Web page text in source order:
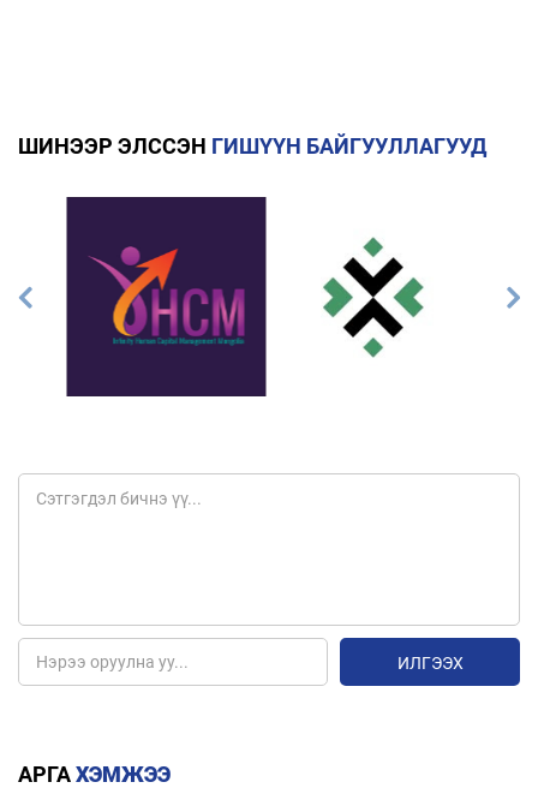
ШИНЭЭР ЭЛССЭН ГИШҮҮН БАЙГУУЛЛАГУУД
ИЛГЭЭХ
АРГАХЭМЖЭЭ